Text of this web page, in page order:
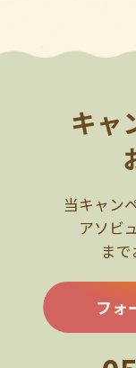
キャ
当キャン
アソビ
ま
フォ